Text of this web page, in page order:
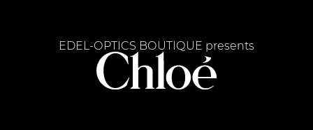
EDEL-OPTICS BOUTIQUE presents